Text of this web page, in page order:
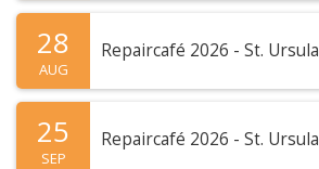
28
AUG
Repaircafé 2026 - St. Ursula
25
SEP
Repaircafé 2026 - St. Ursula